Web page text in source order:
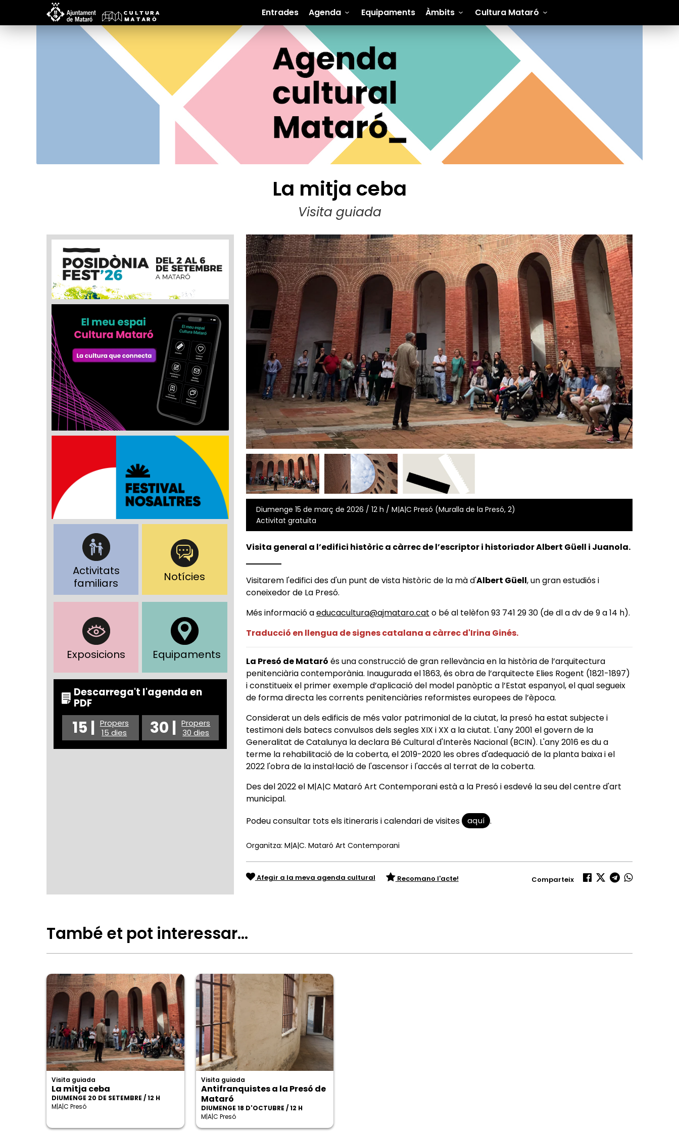
Entrades Agenda Equipaments Àmbits Cultura Mataró
La mitja ceba
Visita guiada
Activitats
familiars
Notícies
Exposicions Equipaments
Descarrega't l'agenda en
PDF
15 | Propers
15 dies
30 | Propers
30 dies
Diumenge 15 de març de 2026 / 12 h / M|A|C Presó (Muralla de la Presó, 2)
Activitat gratuïta
Visita general a l’edifici històric a càrrec de l’escriptor i historiadorAlbert Güell i Juanola.
Visitarem l'edifici des d'un punt de vista històric de la mà d'Albert Güell, un gran estudiós i
coneixedor de La Presó.
Més informació aeducacultura@ajmataro.cat o bé al telèfon 93 741 29 30 (de dl a dv de 9 a 14 h).
Traducció en llengua de signes catalana a càrrec d'Irina Ginés.
La Presó de Mataró és una construcció de gran rellevància en la història de l’arquitectura
penitenciària contemporània. Inaugurada el 1863, és obra de l’arquitecte Elies Rogent (1821-1897)
i constitueix el primer exemple d’aplicació del model panòptic a l’Estat espanyol, el qual segueix
de forma directa les corrents penitenciàries reformistes europees de l’època.
Considerat un dels edificis de més valor patrimonial de la ciutat, la presó ha estat subjecte i
testimoni dels batecs convulsos dels segles XIX i XX a la ciutat. L'any 2001 el govern de la
Generalitat de Catalunya la declara Bé Cultural d'Interès Nacional (BCIN). L'any 2016 es du a
terme la rehabilitació de la coberta, el 2019-2020 les obres d'adequació de la planta baixa i el
2022 l'obra de la instal·lació de l'ascensor i l'accés al terrat de la coberta.
Des del 2022 el M|A|C Mataró Art Contemporani està a la Presó i esdevé la seu del centre d'art
municipal.
Podeu consultar tots els itineraris i calendari de visites
aquí .
Organitza: M|A|C. Mataró Art Contemporani
Afegir a la meva agenda cultural Recomano l'acte! Comparteix
També et pot interessar…
Visita guiada
La mitja ceba
DIUMENGE 20 DE SETEMBRE / 12 H
M|A|C Presó
Visita guiada
Antifranquistes a la Presó de
Mataró
DIUMENGE 18 D'OCTUBRE / 12 H
M|A|C Presó